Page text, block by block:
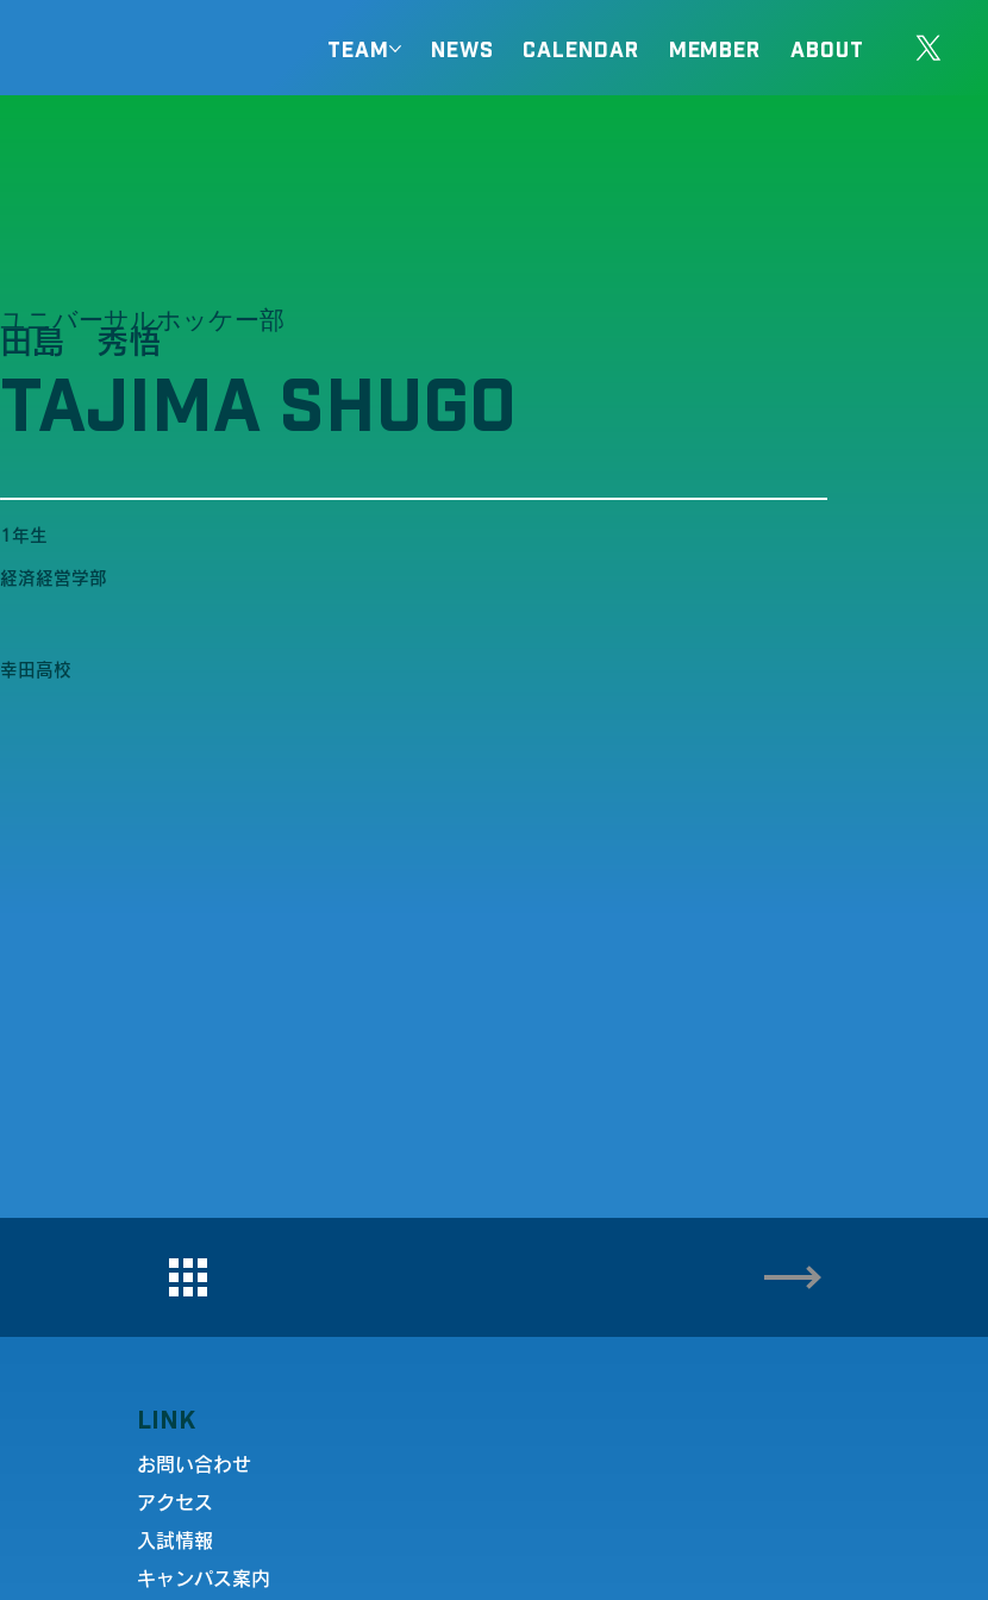
TEAM NEWS CALENDAR MEMBER ABOUT
ユニバーサルホッケー部
田島 秀悟
TAJIMA SHUGO
1年生
経済経営学部
幸田高校
LINK
お問い合わせ
アクセス
入試情報
キャンパス案内